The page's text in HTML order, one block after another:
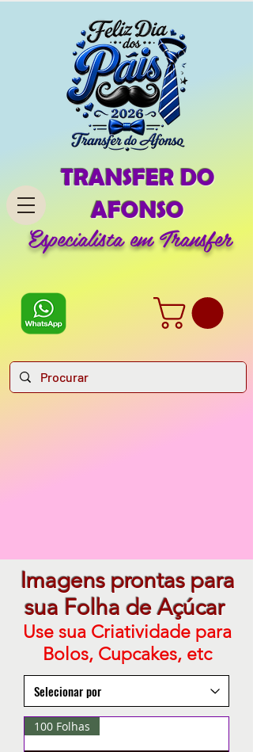
Especialista em Transfer
TRANSFER DO
AFONSO
Imagens prontas para
sua Folha de Açúcar
Use sua Criatividade para
Bolos, Cupcakes, etc
100 Folhas